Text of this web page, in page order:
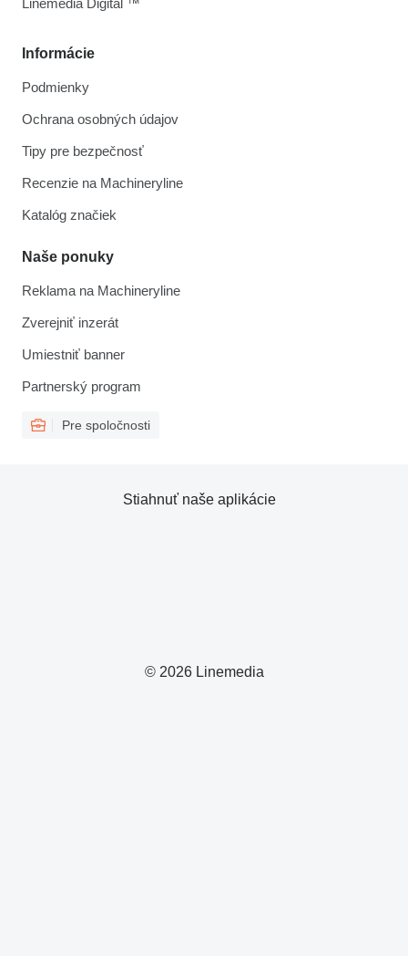
Informácie
Podmienky
Ochrana osobných údajov
Tipy pre bezpečnosť
Recenzie na Machineryline
Katalóg značiek
Naše ponuky
Reklama na Machineryline
Zverejniť inzerát
Umiestniť banner
Partnerský program
Pre spoločnosti
Linemedia Digital ™
© 2026 Linemedia
Stiahnuť naše aplikácie